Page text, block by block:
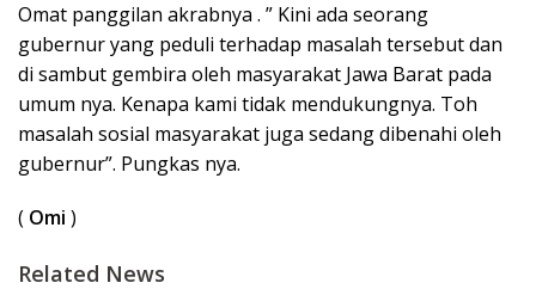
Omat panggilan akrabnya . ” Kini ada seorang
gubernur yang peduli terhadap masalah tersebut dan
di sambut gembira oleh masyarakat Jawa Barat pada
umum nya. Kenapa kami tidak mendukungnya. Toh
masalah sosial masyarakat juga sedang dibenahi oleh
gubernur”. Pungkas nya.
( Omi )
Related News